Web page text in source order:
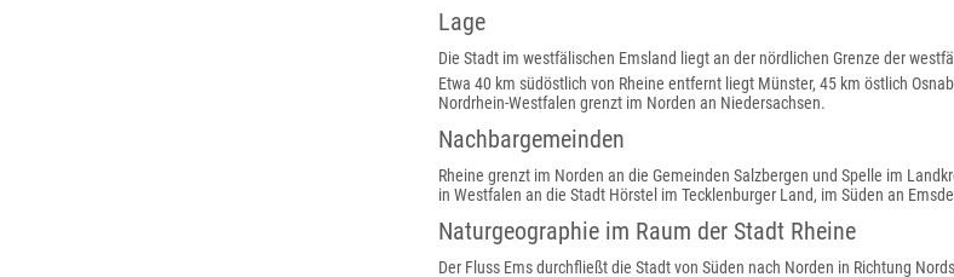
Lage
Die Stadt im westfälischen Emsland liegt an der nördlichen Grenze der
Etwa 40 km südöstlich von Rheine entfernt liegt Münster, 45 km östlich
Nordrhein-Westfalen grenzt im Norden an Niedersachsen.
Nachbargemeinden
Rheine grenzt im Norden an die Gemeinden Salzbergen und Spelle im
in Westfalen an die Stadt Hörstel im Tecklenburger Land, im Süden an
Naturgeographie im Raum der Stadt Rheine
Der Fluss Ems durchfließt die Stadt von Süden nach Norden in Richtung